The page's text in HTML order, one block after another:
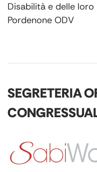
Disabilità e delle loro
Pordenone ODV
SEGRETERIA